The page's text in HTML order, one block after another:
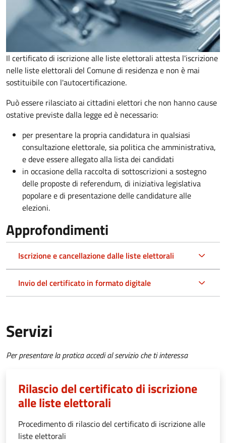
Il certificato di iscrizione alle liste elettorali attesta l'iscrizione
nelle liste elettorali del Comune di residenza e non è mai
sostituibile con l'autocertificazione.
Può essere rilasciato ai cittadini elettori che non hanno cause
ostative previste dalla legge ed è necessario:
per presentare la propria candidatura in qualsiasi
consultazione elettorale, sia politica che amministrativa,
e deve essere allegato alla lista dei candidati
in occasione della raccolta di sottoscrizioni a sostegno
delle proposte di referendum, di iniziativa legislativa
popolare e di presentazione delle candidature alle
elezioni.
Approfondimenti
Iscrizione e cancellazione dalle liste elettorali
Invio del certificato in formato digitale
Servizi
Per presentare la pratica accedi al servizio che ti interessa
Rilascio del certificato di iscrizione
alle liste elettorali
Procedimento di rilascio del certificato di iscrizione alle
liste elettorali